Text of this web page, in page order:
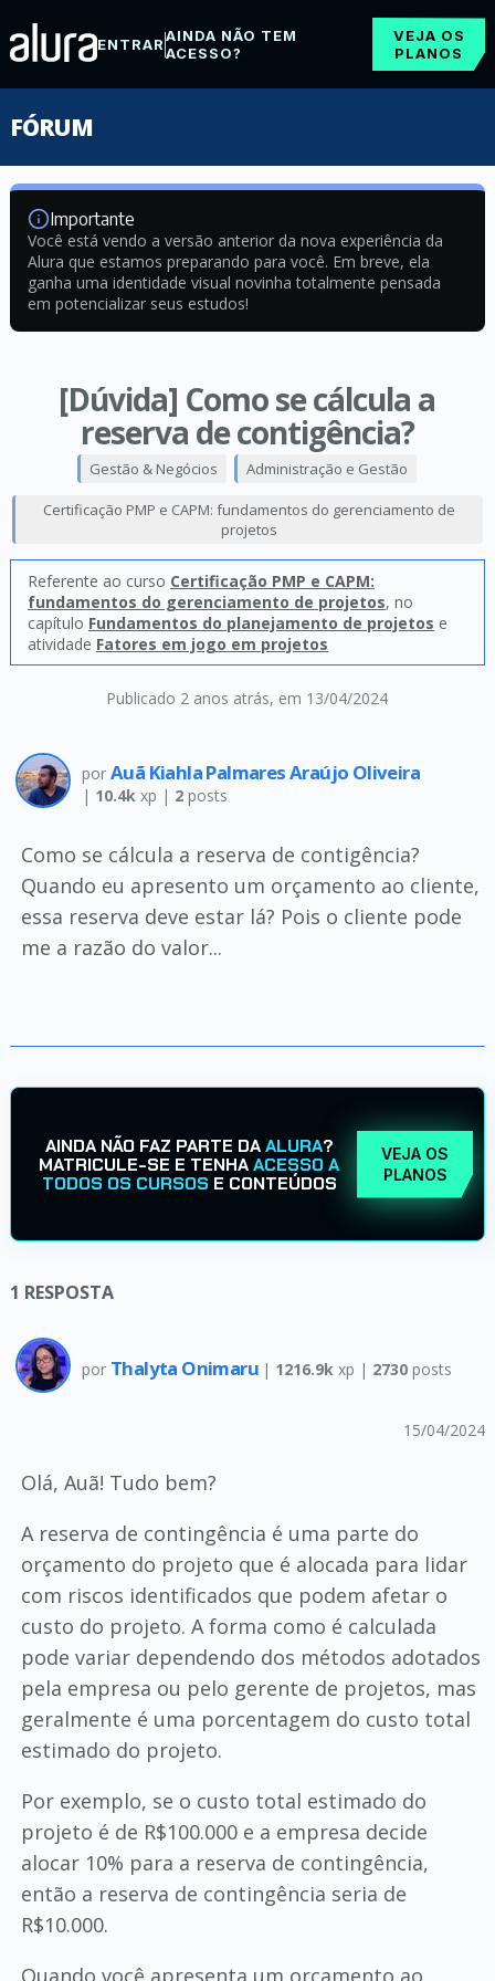
ENTRARAINDA NÃO TEM
ACESSO?
VEJA OS
PLANOS
FÓRUM
Importante
Você está vendo a versão anterior da nova experiência da
Alura que estamos preparando para você. Em breve, ela
ganha uma identidade visual novinha totalmente pensada
em potencializar seus estudos!
[Dúvida] Como se cálcula a
reserva de contigência?
Publicado 2 anos atrás, em 13/04/2024
Gestão & Negócios Administração e Gestão
Certificação PMP e CAPM: fundamentos do gerenciamento de
projetos
Referente ao curso Certificação PMP e CAPM:
fundamentos do gerenciamento de projetos, no
capítulo Fundamentos do planejamento de projetos e
atividade Fatores em jogo em projetos
por Auã Kiahla Palmares Araújo Oliveira
| 10.4kxp | 2posts
Como se cálcula a reserva de contigência?
Quando eu apresento um orçamento ao cliente,
essa reserva deve estar lá? Pois o cliente pode
me a razão do valor...
AINDA NÃO FAZ PARTE DAALURA?
MATRICULE-SE E TENHAACESSO A
TODOS OS CURSOS E CONTEÚDOS
VEJA OS
PLANOS
1 RESPOSTA
por Thalyta Onimaru | 1216.9k xp | 2730 posts
15/04/2024
Olá, Auã! Tudo bem?
A reserva de contingência é uma parte do
orçamento do projeto que é alocada para lidar
com riscos identificados que podem afetar o
custo do projeto. A forma como é calculada
pode variar dependendo dos métodos adotados
pela empresa ou pelo gerente de projetos, mas
geralmente é uma porcentagem do custo total
estimado do projeto.
Por exemplo, se o custo total estimado do
projeto é de R$100.000 e a empresa decide
alocar 10% para a reserva de contingência,
então a reserva de contingência seria de
R$10.000.
Quando você apresenta um orçamento ao